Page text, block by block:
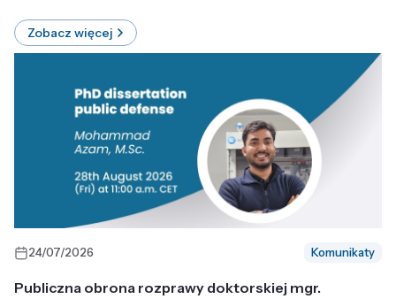
Zobacz więcej
24/07/2026 Komunikaty
Publiczna obrona rozprawy doktorskiej mgr.